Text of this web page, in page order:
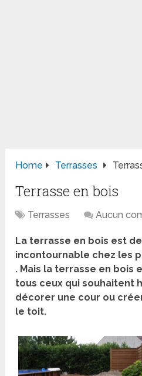
Home Terrasses
Terrasse en bois
Terrasses Aucun
La terrasse en bois est
incontournable chez les
. Mais la terrasse en bois
tous ceux qui souhaitent
décorer une cour ou
le toit.